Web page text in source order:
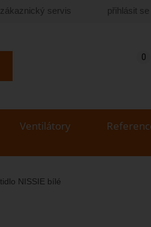
zákaznický servis přihlásit se
0
Ventilátory
NISSIE bílé